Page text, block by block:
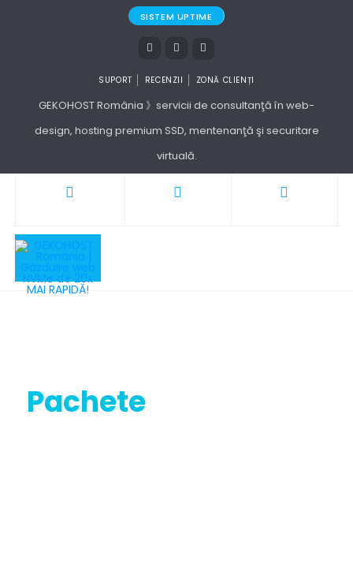
SISTEM UPTIME
SUPORT RECENZII ZONĂ CLIENȚI
GEKOHOST România 》servicii de consultanţă în web-
design, hosting premium SSD, mentenanţă şi securitare
virtuală.
Pachete